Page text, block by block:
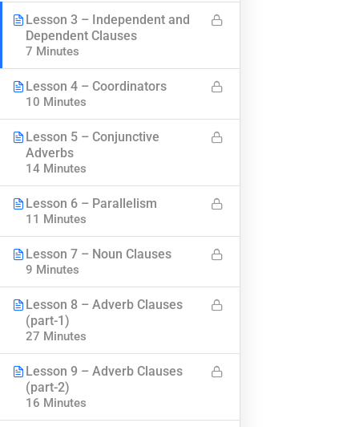
Lesson 3 – Independent and
Dependent Clauses
7 Minutes
Lesson 4 – Coordinators
10 Minutes
Lesson 5 – Conjunctive
Adverbs
14 Minutes
Lesson 6 – Parallelism
11 Minutes
Lesson 7 – Noun Clauses
9 Minutes
Lesson 8 – Adverb Clauses
(part-1)
27 Minutes
Lesson 9 – Adverb Clauses
(part-2)
16 Minutes
Company
၀က်ဘ်ဆိုဒ်အကြောင်း
ဆက်သွယ်ရန်
ကိုယ်ရေးကိုယ်တာ ပေါ်လစီ
သင်ခန်းစာများ
ဟောပြောပွဲများ
အခမဲ့ App ဒေါင်းရန်
သတင်းအသစ်များ ရယူရန်